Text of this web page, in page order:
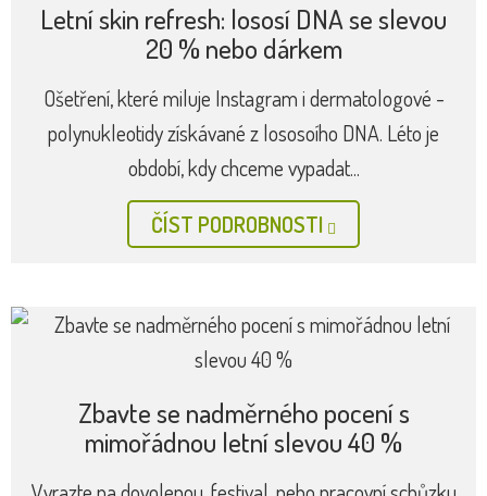
Letní skin refresh: lososí DNA se slevou
20 % nebo dárkem
Ošetření, které miluje Instagram i dermatologové -
polynukleotidy získávané z lososoího DNA. Léto je
období, kdy chceme vypadat...
ČÍST PODROBNOSTI
Zbavte se nadměrného pocení s
mimořádnou letní slevou 40 %